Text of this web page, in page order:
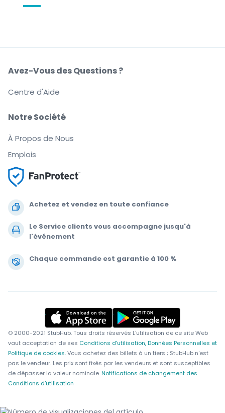
Achetez et vendez en toute confiance
Le Service clients vous accompagne jusqu'à
l'événement
Chaque commande est garantie à 100 %
Notre Société
À Propos de Nous
Emplois
Avez-Vous des Questions ?
Centre d'Aide
© 2000-2021 StubHub. Tous droits réservés L'utilisation de ce site Web
vaut acceptation de ses Conditions d'utilisation, Données Personnelles et
Politique de cookies.Vous achetez des billets à un tiers ; StubHub n'est
pas le vendeur. Les prix sont fixés par les vendeurs et sont susceptibles
de dépasser la valeur nominale. Notifications de changement des
Conditions d'utilisation
. .